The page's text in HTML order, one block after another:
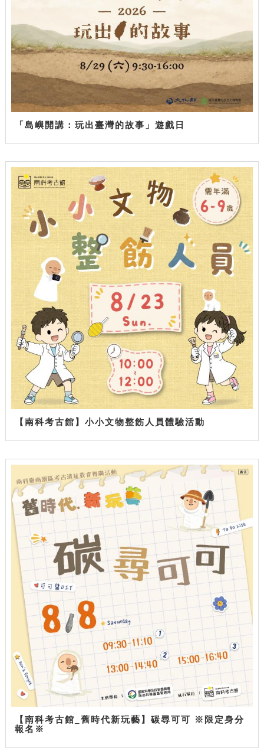
「島嶼開講：玩出臺灣的故事」遊戲日
【南科考古館】小小文物整飭人員體驗活動
【南科考古館_舊時代新玩藝】碳尋可可 ※限定身分
報名※